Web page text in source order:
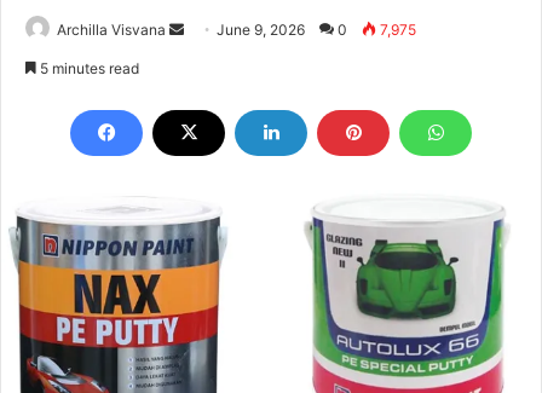
Archilla Visvana
SendJune 9, 2026 0 7,975
5 minutes read